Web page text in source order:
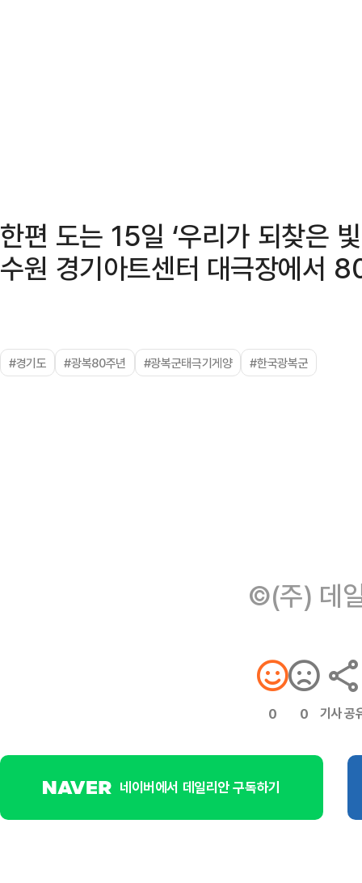
한편 도는 15일 ‘우리가 되찾은
수원 경기아트센터 대극장에서
#경기도 #광복80주년 #광복군태극기게양 #한국광복군
©(주) 데
0 0 기사 공
네이버에서 데일리안 구독하기